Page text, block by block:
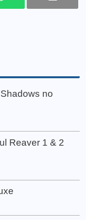
no
Reaver 1 & 2